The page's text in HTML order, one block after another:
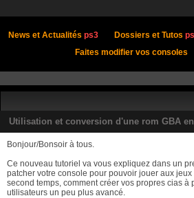
News et Actualités ps3 Dossiers et Tutos
Faites modifier vos consoles
Utilisation et conversion d'une rom GBA
Bonjour/Bonsoir à tous.
Ce nouveau tutoriel va vous expliquez dans un
patcher votre console pour pouvoir jouer aux jeux
second temps, comment créer vos propres cias à
utilisateurs un peu plus avancé.